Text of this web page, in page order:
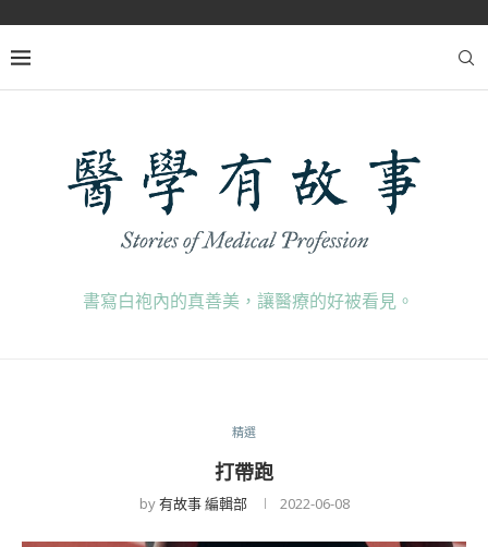
書寫白袍內的真善美，讓醫療的好被看見。
精選
打帶跑
by有故事 編輯部 2022-06-08